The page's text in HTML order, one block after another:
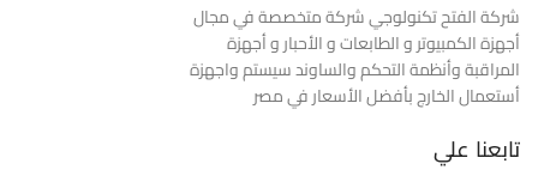
شركة الفتح تكنولوجي شركة متخصصة في مجال
أجهزة الكمبيوتر و الطابعات و الأحبار و أجهزة
المراقبة وأنظمة التحكم والساوند سيستم واجهزة
أستعمال الخارج بأفضل الأسعار في مصر
تابعنا علي